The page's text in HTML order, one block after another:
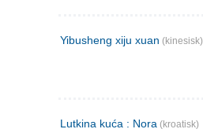
Yibusheng xiju xuan (kinesisk)
Lutkina kuća : Nora (kroatisk)